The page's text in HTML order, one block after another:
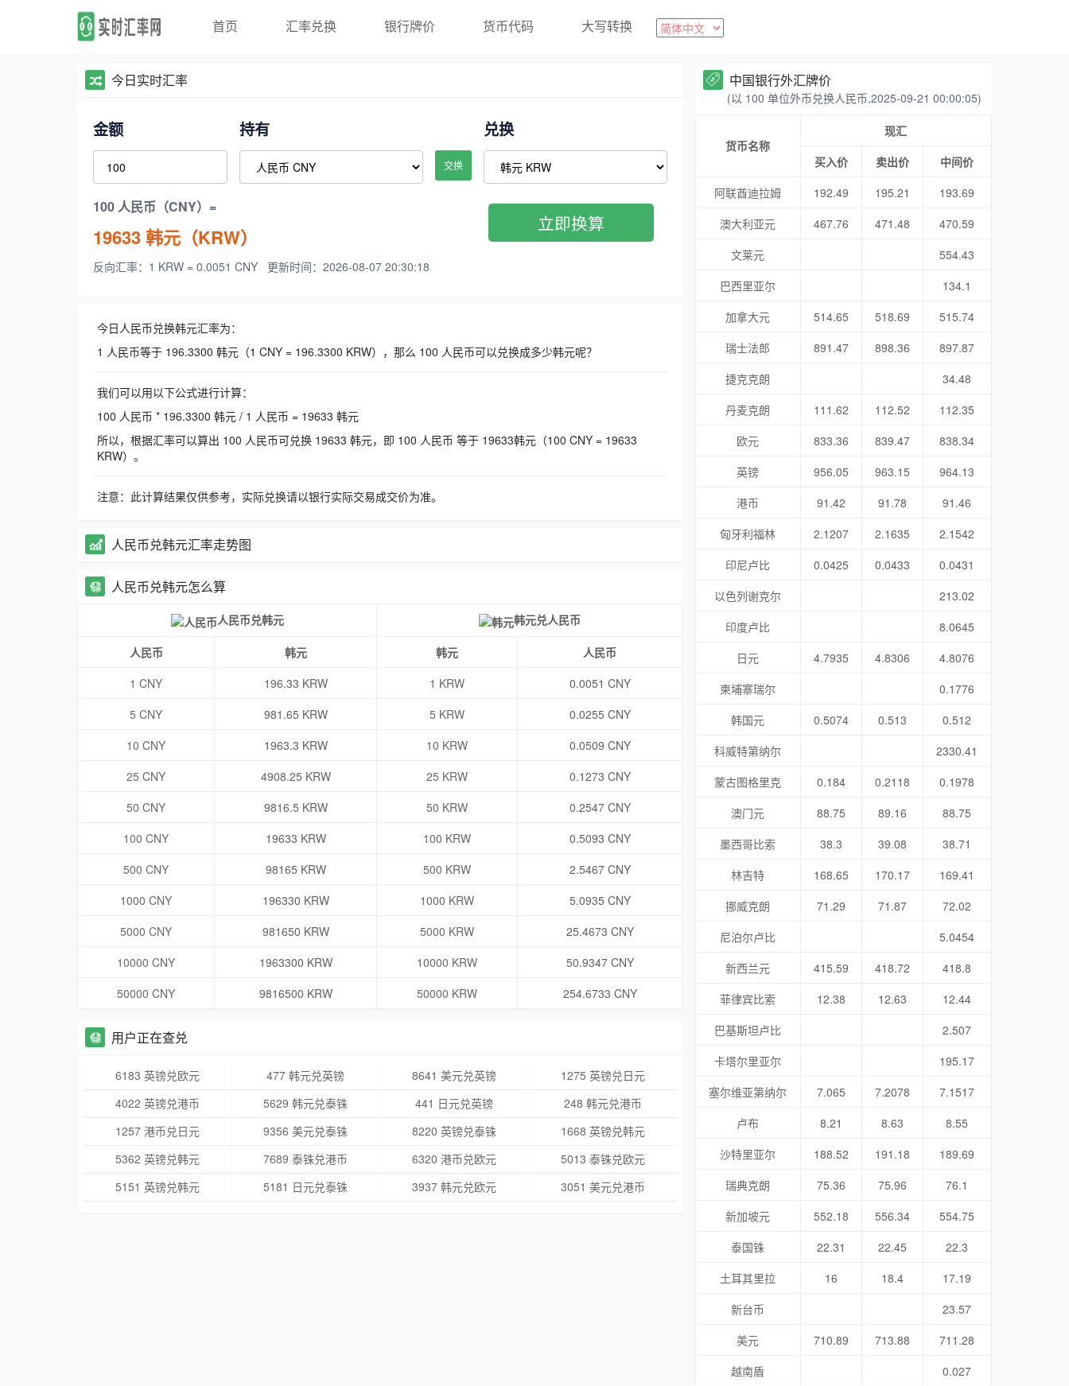
首页 汇率兑换 银行牌价 货币代码 大写转换
今日实时汇率
金额 持有
交换
兑换
100 人民币（CNY）=
19633韩元（KRW）
反向汇率：1 KRW = 0.0051 CNY 更新时间：2026-08-07 20:30:18
立即换算
今日人民币兑换韩元汇率为：
1 人民币等于 196.3300 韩元（1 CNY = 196.3300 KRW），那么 100 人民币可以兑换成多少韩元呢？
我们可以用以下公式进行计算：
100 人民币 * 196.3300 韩元 / 1 人民币 = 19633 韩元
所以，根据汇率可以算出 100 人民币可兑换 19633 韩元，即 100 人民币 等于 19633韩元（100 CNY = 19633
KRW）。
注意：此计算结果仅供参考，实际兑换请以银行实际交易成交价为准。
人民币兑韩元汇率走势图
人民币兑韩元怎么算
人民币兑韩元 韩元兑人民币
人民币 韩元 韩元
人民币
1 CNY
196.33 KRW 1 KRW
0.0051 CNY
5 CNY
981.65 KRW 5 KRW
0.0255 CNY
10 CNY
1963.3 KRW 10 KRW
0.0509 CNY
25 CNY
4908.25 KRW 25 KRW
0.1273 CNY
50 CNY
9816.5 KRW 50 KRW
0.2547 CNY
100 CNY
19633 KRW 100 KRW
0.5093 CNY
500 CNY
98165 KRW 500 KRW
2.5467 CNY
1000 CNY
196330 KRW 1000 KRW
5.0935 CNY
5000 CNY
981650 KRW 5000 KRW
25.4673 CNY
10000 CNY
1963300 KRW 10000 KRW
50.9347 CNY
50000 CNY
9816500 KRW 50000 KRW 254.6733 CNY
用户正在查兑
6183 英镑兑欧元 477 韩元兑英镑 8641 美元兑英镑
1275 英镑兑日元
4022 英镑兑港币
5629 韩元兑泰铢 441 日元兑英镑
248 韩元兑港币
1257 港币兑日元
9356 美元兑泰铢 8220 英镑兑泰铢
1668 英镑兑韩元
5362 英镑兑韩元
7689 泰铢兑港币 6320 港币兑欧元
5013 泰铢兑欧元
5151 英镑兑韩元
5181 日元兑泰铢 3937 韩元兑欧元 3051 美元兑港币
中国银行外汇牌价
(以 100 单位外币兑换人民币,2025-09-21 00:00:05)
货币名称
现汇
买入价
卖出价
中间价
阿联酋迪拉姆
192.49 195.21
193.69
澳大利亚元
467.76 471.48
470.59
文莱元
554.43
巴西里亚尔
134.1
加拿大元
514.65 518.69
515.74
瑞士法郎
891.47 898.36
897.87
捷克克朗
34.48
丹麦克朗
111.62 112.52
112.35
欧元
833.36 839.47
838.34
英镑
956.05 963.15
964.13
港币
91.42 91.78
91.46
匈牙利福林
2.1207 2.1635
2.1542
印尼卢比
0.0425 0.0433
0.0431
以色列谢克尔
213.02
印度卢比
8.0645
日元
4.7935 4.8306
4.8076
柬埔寨瑞尔
0.1776
韩国元
0.5074 0.513
0.512
科威特第纳尔
2330.41
蒙古图格里克
0.184 0.2118
0.1978
澳门元
88.75 89.16
88.75
墨西哥比索
38.3 39.08
38.71
林吉特
168.65 170.17
169.41
挪威克朗
71.29 71.87
72.02
尼泊尔卢比
5.0454
新西兰元
415.59 418.72
418.8
菲律宾比索
12.38 12.63
12.44
巴基斯坦卢比
2.507
卡塔尔里亚尔
195.17
塞尔维亚第纳尔
7.065 7.2078
7.1517
卢布
8.21 8.63
8.55
沙特里亚尔
188.52 191.18
189.69
瑞典克朗
75.36 75.96
76.1
新加坡元
552.18 556.34
554.75
泰国铢
22.31 22.45
22.3
土耳其里拉
16 18.4
17.19
新台币
23.57
美元
710.89 713.88
711.28
越南盾
0.027